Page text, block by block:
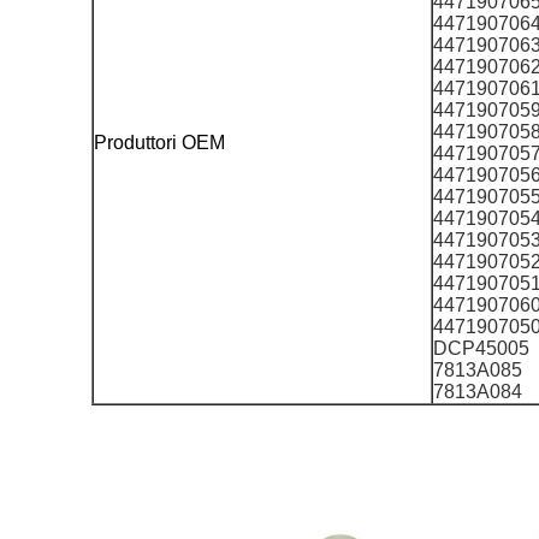
Produttori OEM
4471907062
4471907061
4471907057
4471907052
4471907051
DCP45005
7813A085
7813A084